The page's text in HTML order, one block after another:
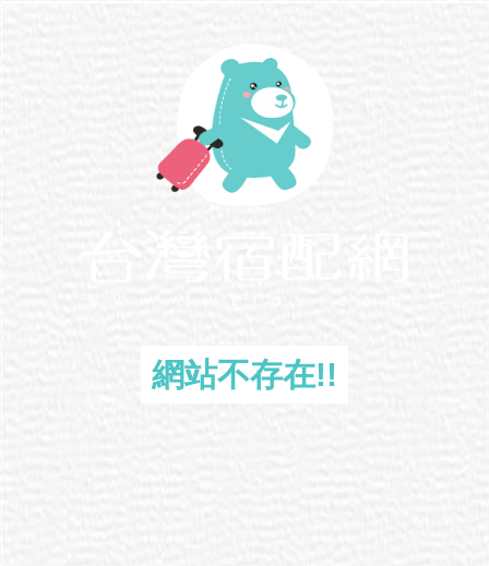
網站不存在!!